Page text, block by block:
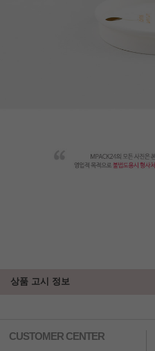
상품 고시 정보
CUSTOMER CENTER